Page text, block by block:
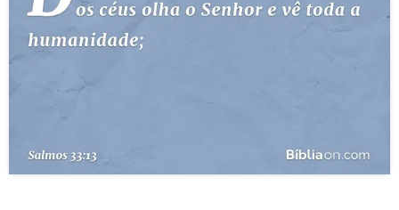
ESTUDOS BÍBLICOS
ESBOÇOS DE PREGAÇÃO
PERGUNTE À BÍBLIA